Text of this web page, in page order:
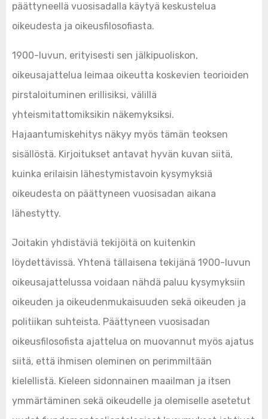
päättyneellä vuosisadalla käytyä keskustelua
oikeudesta ja oikeusfilosofiasta.
1900-luvun, erityisesti sen jälkipuoliskon,
oikeusajattelua leimaa oikeutta koskevien teorioiden
pirstaloituminen erillisiksi, välillä
yhteismitattomiksikin näkemyksiksi.
Hajaantumiskehitys näkyy myös tämän teoksen
sisällöstä. Kirjoitukset antavat hyvän kuvan siitä,
kuinka erilaisin lähestymistavoin kysymyksiä
oikeudesta on päättyneen vuosisadan aikana
lähestytty.
Joitakin yhdistäviä tekijöitä on kuitenkin
löydettävissä. Yhtenä tällaisena tekijänä 1900-luvun
oikeusajattelussa voidaan nähdä paluu kysymyksiin
oikeuden ja oikeudenmukaisuuden sekä oikeuden ja
politiikan suhteista. Päättyneen vuosisadan
oikeusfilosofista ajattelua on muovannut myös ajatus
siitä, että ihmisen oleminen on perimmiltään
kielellistä. Kieleen sidonnainen maailman ja itsen
ymmärtäminen sekä oikeudelle ja olemiselle asetetut